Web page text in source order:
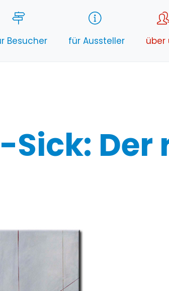
Besucher für Aussteller über
Der